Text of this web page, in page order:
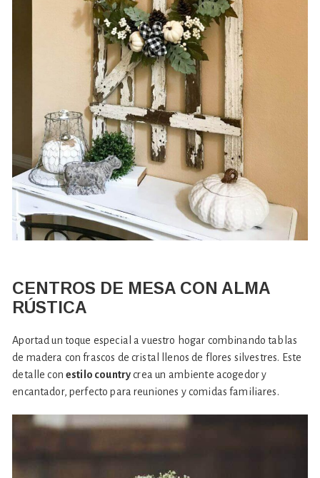
CENTROS DE MESA CON ALMA
RÚSTICA
Aportad un toque especial a vuestro hogar combinando tablas
de madera con frascos de cristal llenos de flores silvestres. Este
detalle conestilo countrycrea un ambiente acogedor y
encantador, perfecto para reuniones y comidas familiares.